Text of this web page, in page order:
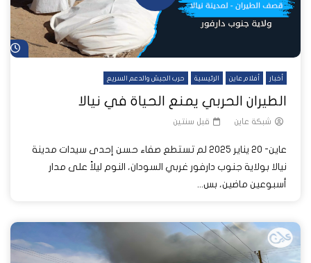
أخبار أفلام عاين الرئيسية حرب الجيش والدعم السريع
الطيران الحربي يمنع الحياة في نيالا
شبكة عاين قبل سنتين
عاين- 20 يناير 2025 لم تستطع صفاء حسن إحدى سيدات مدينة
نيالا بولاية جنوب دارفور غربي السودان، النوم ليلاً على مدار
أسبوعين ماضين، بس...